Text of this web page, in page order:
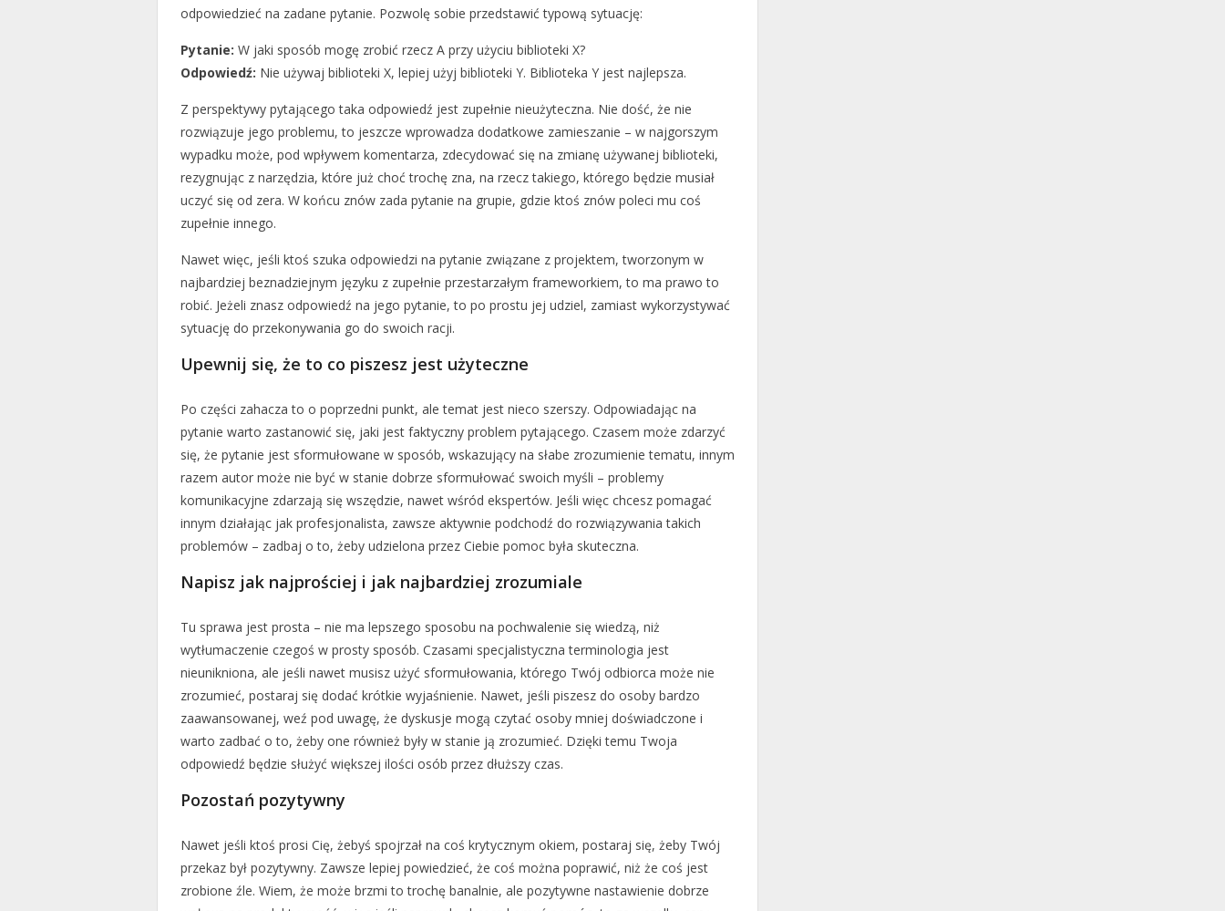
odpowiedzieć na zadane pytanie. Pozwolę sobie przedstawić typową sytuację:
Pytanie: W jaki sposób mogę zrobić rzecz A przy użyciu biblioteki X?
Odpowiedź: Nie używaj biblioteki X, lepiej użyj biblioteki Y. Biblioteka Y jest najlepsza.
Z perspektywy pytającego taka odpowiedź jest zupełnie nieużyteczna. Nie dość, że nie
rozwiązuje jego problemu, to jeszcze wprowadza dodatkowe zamieszanie – w najgorszym
wypadku może, pod wpływem komentarza, zdecydować się na zmianę używanej biblioteki,
rezygnując z narzędzia, które już choć trochę zna, na rzecz takiego, którego będzie musiał
uczyć się od zera. W końcu znów zada pytanie na grupie, gdzie ktoś znów poleci mu coś
zupełnie innego.
Nawet więc, jeśli ktoś szuka odpowiedzi na pytanie związane z projektem, tworzonym w
najbardziej beznadziejnym języku z zupełnie przestarzałym frameworkiem, to ma prawo to
robić. Jeżeli znasz odpowiedź na jego pytanie, to po prostu jej udziel, zamiast wykorzystywać
sytuację do przekonywania go do swoich racji.
Upewnij się, że to co piszesz jest użyteczne
Po części zahacza to o poprzedni punkt, ale temat jest nieco szerszy. Odpowiadając na
pytanie warto zastanowić się, jaki jest faktyczny problem pytającego. Czasem może zdarzyć
się, że pytanie jest sformułowane w sposób, wskazujący na słabe zrozumienie tematu, innym
razem autor może nie być w stanie dobrze sformułować swoich myśli – problemy
komunikacyjne zdarzają się wszędzie, nawet wśród ekspertów. Jeśli więc chcesz pomagać
innym działając jak profesjonalista, zawsze aktywnie podchodź do rozwiązywania takich
problemów – zadbaj o to, żeby udzielona przez Ciebie pomoc była skuteczna.
Napisz jak najprościej i jak najbardziej zrozumiale
Tu sprawa jest prosta – nie ma lepszego sposobu na pochwalenie się wiedzą, niż
wytłumaczenie czegoś w prosty sposób. Czasami specjalistyczna terminologia jest
nieunikniona, ale jeśli nawet musisz użyć sformułowania, którego Twój odbiorca może nie
zrozumieć, postaraj się dodać krótkie wyjaśnienie. Nawet, jeśli piszesz do osoby bardzo
zaawansowanej, weź pod uwagę, że dyskusje mogą czytać osoby mniej doświadczone i
warto zadbać o to, żeby one również były w stanie ją zrozumieć. Dzięki temu Twoja
odpowiedź będzie służyć większej ilości osób przez dłuższy czas.
Pozostań pozytywny
Nawet jeśli ktoś prosi Cię, żebyś spojrzał na coś krytycznym okiem, postaraj się, żeby Twój
przekaz był pozytywny. Zawsze lepiej powiedzieć, że coś można poprawić, niż że coś jest
zrobione źle. Wiem, że może brzmi to trochę banalnie, ale pozytywne nastawienie dobrze